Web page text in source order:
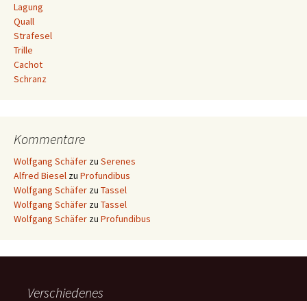
Lagung
Quall
Strafesel
Trille
Cachot
Schranz
Kommentare
Wolfgang Schäfer zu Serenes
Alfred Biesel zu Profundibus
Wolfgang Schäfer zu Tassel
Wolfgang Schäfer zu Tassel
Wolfgang Schäfer zu Profundibus
Verschiedenes